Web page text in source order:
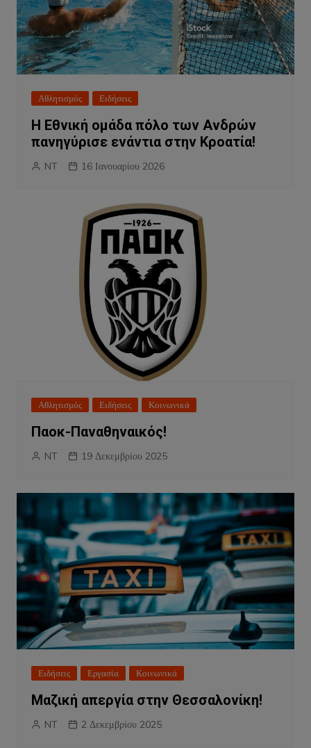
Αθλητισμός Ειδήσεις
Η Εθνική ομάδα πόλο των Ανδρών
πανηγύρισε ενάντια στην Κροατία!
NT 16 Ιανουαρίου 2026
Αθλητισμός Ειδήσεις Κοινωνικά
Παοκ-Παναθηναικός!
NT 19 Δεκεμβρίου 2025
Ειδήσεις Εργασία Κοινωνικά
Μαζική απεργία στην Θεσσαλονίκη!
NT 2 Δεκεμβρίου 2025